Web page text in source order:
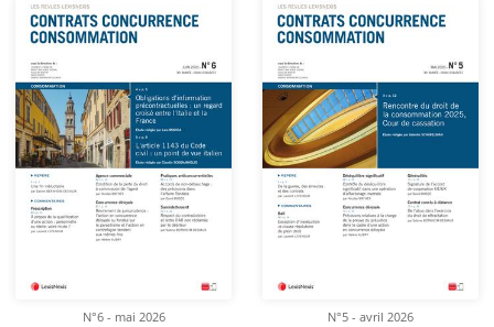
N°6 - mai 2026 N°5 - avril 2026